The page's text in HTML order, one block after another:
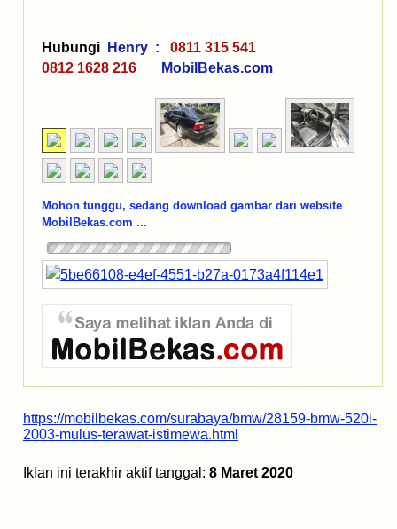
Hubungi Henry :
0811 315 541
0812 1628 216
MobilBekas.com
Mohon tunggu, sedang download gambar dari website
MobilBekas.com ...
https://mobilbekas.com/surabaya/bmw/28159-bmw-520i-
2003-mulus-terawat-istimewa.html
Iklan ini terakhir aktif tanggal: 8 Maret 2020